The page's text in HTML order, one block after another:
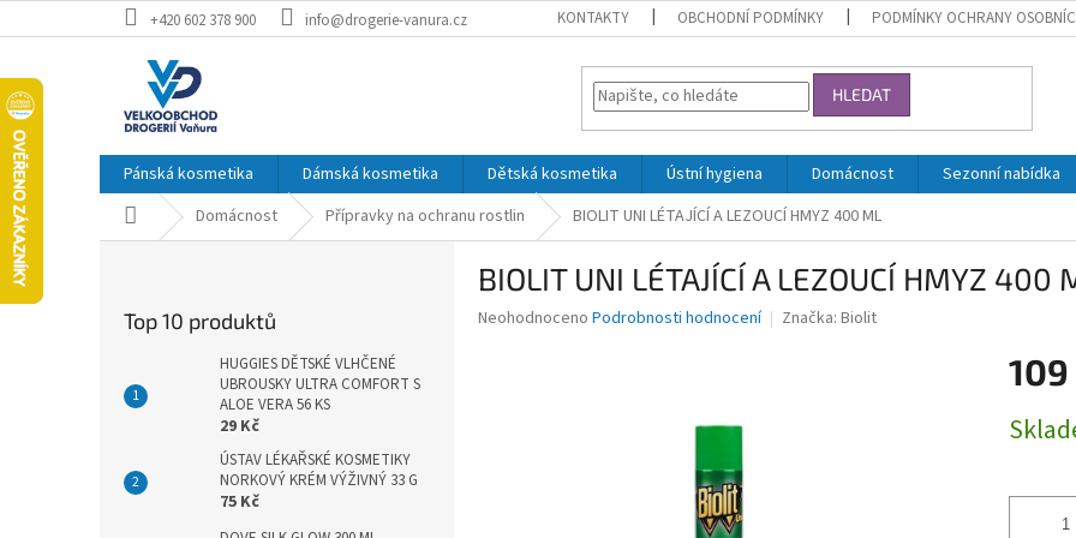
na
+420 602 378 900 info@drogerie-vanura.cz KONTAKTY OBCHODNÍ PODMÍNKY PODMÍNKY OCHRANY
HLEDAT
Pánská kosmetika Dámská kosmetika Dětská kosmetika Ústní hygiena Domácnost Sezonní nabídka
Domů Domácnost Přípravky na ochranu rostlin BIOLIT UNI LÉTAJÍCÍ A LEZOUCÍ HMYZ 400 ML
Top 10 produktů
HUGGIES DĚTSKÉ VLHČENÉ
UBROUSKY ULTRA COMFORT S
ALOE VERA 56 KS
29 Kč
ÚSTAV LÉKAŘSKÉ KOSMETIKY
NORKOVÝ KRÉM VÝŽIVNÝ 33 G
75 Kč
BIOLIT UNI LÉTAJÍCÍ A LEZOUCÍ HMYZ 400
Průměrné
Neohodnoceno Podrobnosti hodnocení Značka: Biolit
109
cena: